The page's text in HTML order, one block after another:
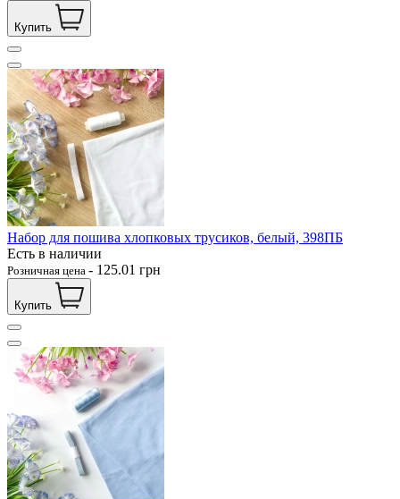
Купить
Набор для пошива хлопковых трусиков, белый, 398ПБ
Есть в наличии
Розничная цена - 125.01 грн
Купить